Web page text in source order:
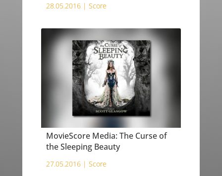
28.05.2016 | Score
MovieScore Media: The Curse of
the Sleeping Beauty
27.05.2016 | Score